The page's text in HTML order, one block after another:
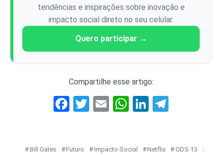
tendências e inspirações sobre inovação e
impacto social direto no seu celular.
Quero participar →
Compartilhe esse artigo:
Facebook
Twitter
EmailWhatsApp
LinkedIn
Bill Gates Futuro Impacto Social Netflix ODS 13